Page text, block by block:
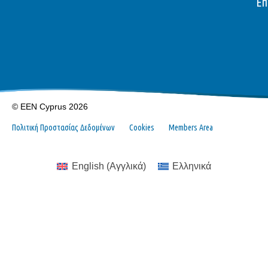
© EEN Cyprus 2026
Πολιτική Προστασίας Δεδομένων Cookies Members Area
English (Αγγλικά) Ελληνικά